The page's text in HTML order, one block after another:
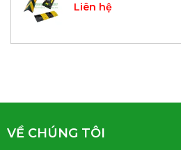
Liên hệ
VỀ CHÚNG TÔI